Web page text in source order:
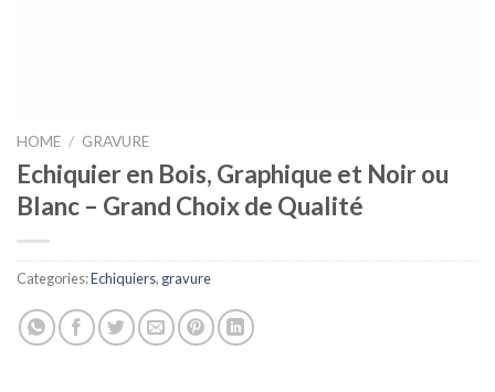
HOME / GRAVURE
Echiquier en Bois, Graphique et Noir ou
Blanc – Grand Choix de Qualité
Categories:Echiquiers, gravure